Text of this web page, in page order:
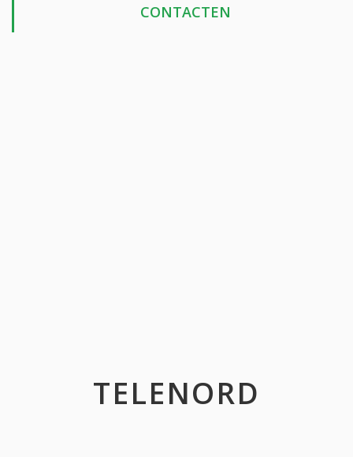
CONTACTEN
TELENORD